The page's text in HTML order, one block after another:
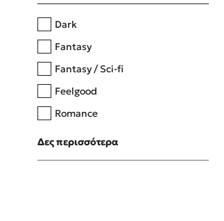
Η μέθοδος Αφήστε τους
Dark
Fantasy
Fantasy / Sci-fi
Feelgood
Romance
Upmarket
Young Adult
Δες περισσότερα